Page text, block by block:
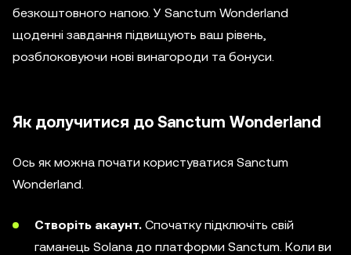
безкоштовного напою. У Sanctum Wonderland
щоденні завдання підвищують ваш рівень,
розблоковуючи нові винагороди та бонуси.
Як долучитися до Sanctum Wonderland
Ось як можна почати користуватися Sanctum
Wonderland.
Створіть акаунт. Спочатку підключіть свій
гаманець Solana до платформи Sanctum. Коли ви